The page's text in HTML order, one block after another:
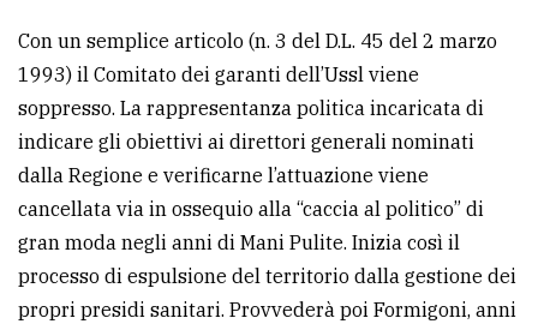
Con un semplice articolo (n. 3 del D.L. 45 del 2 marzo
1993) il Comitato dei garanti dell’Ussl viene
soppresso. La rappresentanza politica incaricata di
indicare gli obiettivi ai direttori generali nominati
dalla Regione e verificarne l’attuazione viene
cancellata via in ossequio alla “caccia al politico” di
gran moda negli anni di Mani Pulite. Inizia così il
processo di espulsione del territorio dalla gestione dei
propri presidi sanitari. Provvederà poi Formigoni, anni